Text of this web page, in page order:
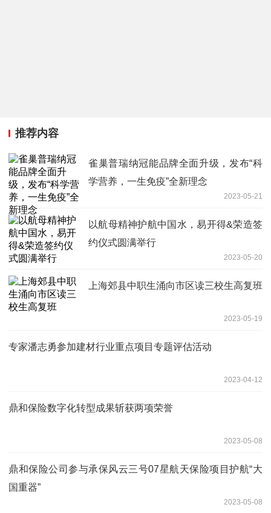
推荐内容
雀巢普瑞纳冠能品牌全面升级，发布“科
学营养，一生免疫”全新理念
2023-05-21
以航母精神护航中国水，易开得&荣造签
约仪式圆满举行
2023-05-20
上海郊县中职生涌向市区读三校生高复班
2023-05-19
专家潘志勇参加建材行业重点项目专题评估活动
2023-04-12
鼎和保险数字化转型成果斩获两项荣誉
2023-05-08
鼎和保险公司参与承保风云三号07星航天保险项目护航“大
国重器”
2023-05-08